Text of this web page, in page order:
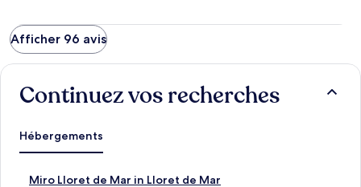
Afficher 96 avis
Continuez vos recherches
Hébergements
Miro Lloret de Mar in Lloret de Mar
L